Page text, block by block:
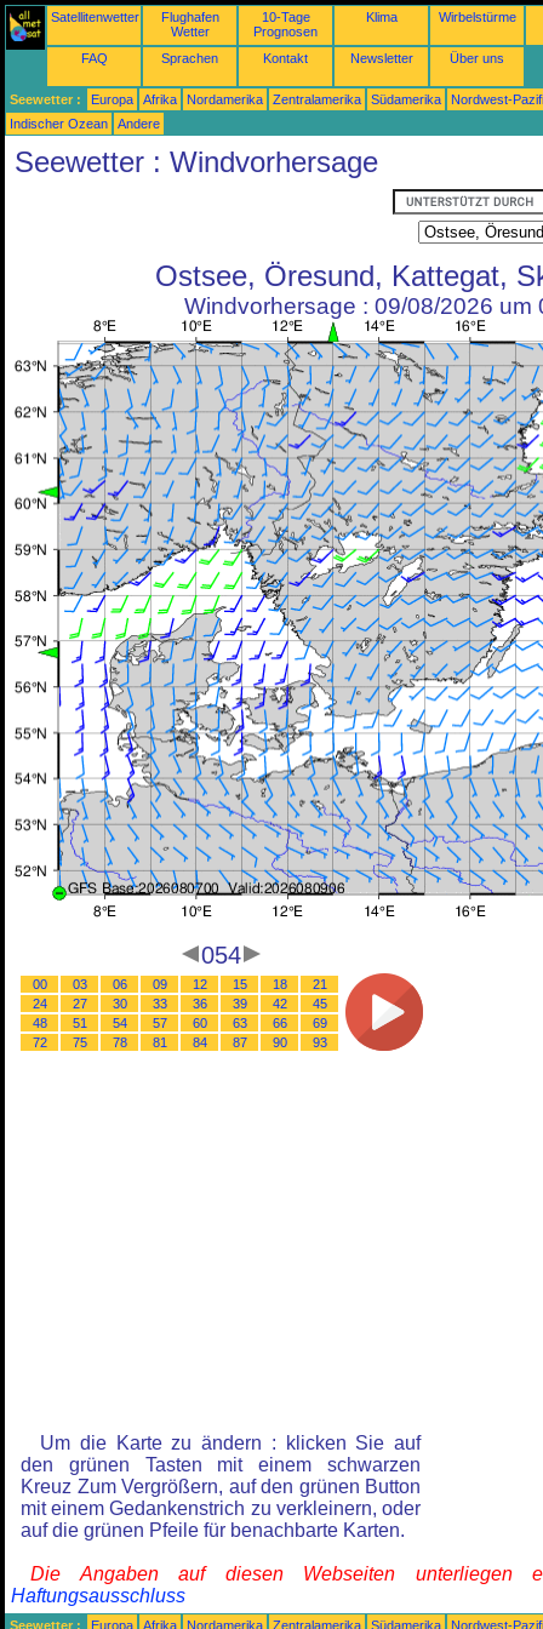
Satellitenwetter
Flughafen
Wetter
10-Tage
Prognosen
Klima Wirbelstürme
FAQ Sprachen Kontakt Newsletter Über uns
Seewetter : Europa Afrika Nordamerika Zentralamerika Südamerika
Nordwest-
Indischer Ozean
Andere
Seewetter : Windvorhersage
Ostsee, Öresund, Kattegat,
Windvorhersage : 09/08/2026 um
054
00 03 06 09 12 15 18
21
24
27 30 33 36 39 42
45
48
51 54 57 60 63 66
69
72
75 78 81 84 87 90 93
Um die Karte zu ändern : klicken Sie auf
den grünen Tasten mit einem schwarzen
Kreuz Zum Vergrößern, auf den grünen Button
mit einem Gedankenstrich zu verkleinern, oder
auf die grünen Pfeile für benachbarte Karten.
Die Angaben auf diesen Webseiten unterliegen
Haftungsausschluss
Seewetter : Europa Afrika Nordamerika Zentralamerika Südamerika
Nordwest-